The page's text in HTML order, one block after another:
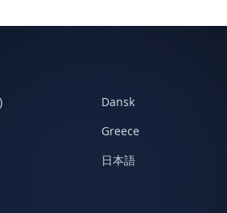
Dansk
Greece
日本語